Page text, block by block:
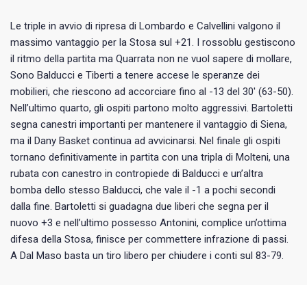
Le triple in avvio di ripresa di Lombardo e Calvellini valgono il
massimo vantaggio per la Stosa sul +21. I rossoblu gestiscono
il ritmo della partita ma Quarrata non ne vuol sapere di mollare,
Sono Balducci e Tiberti a tenere accese le speranze dei
mobilieri, che riescono ad accorciare fino al -13 del 30′ (63-50).
Nell’ultimo quarto, gli ospiti partono molto aggressivi. Bartoletti
segna canestri importanti per mantenere il vantaggio di Siena,
ma il Dany Basket continua ad avvicinarsi. Nel finale gli ospiti
tornano definitivamente in partita con una tripla di Molteni, una
rubata con canestro in contropiede di Balducci e un’altra
bomba dello stesso Balducci, che vale il -1 a pochi secondi
dalla fine. Bartoletti si guadagna due liberi che segna per il
nuovo +3 e nell’ultimo possesso Antonini, complice un’ottima
difesa della Stosa, finisce per commettere infrazione di passi.
A Dal Maso basta un tiro libero per chiudere i conti sul 83-79.